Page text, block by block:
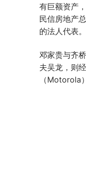
有巨额资产
民信房地产
的法人代表。
邓家贵与齐
夫吴龙，则
（Motorola